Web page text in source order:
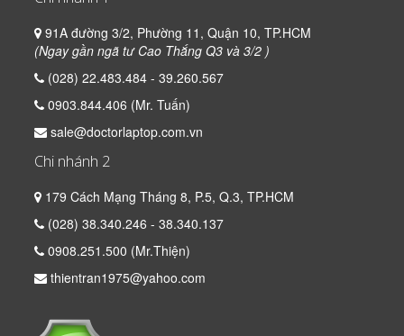
91A đường 3/2, Phường 11, Quận 10, TP.HCM
(Ngay gần ngã tư Cao Thắng Q3 và 3/2 )
(028) 22.483.484 - 39.260.567
0903.844.406 (Mr. Tuấn)
sale@doctorlaptop.com.vn
Chi nhánh 2
179 Cách Mạng Tháng 8, P.5, Q.3, TP.HCM
(028) 38.340.246 - 38.340.137
0908.251.500 (Mr.Thiện)
thientran1975@yahoo.com